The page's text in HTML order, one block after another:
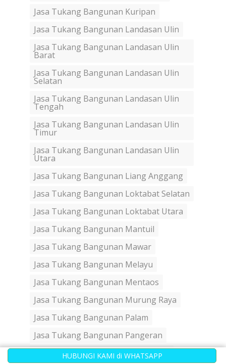
HUBUNGI KAMI di WHATSAPP
Jasa Tukang Bangunan Kuripan
Jasa Tukang Bangunan Landasan Ulin
Jasa Tukang Bangunan Landasan Ulin
Barat
Jasa Tukang Bangunan Landasan Ulin
Selatan
Jasa Tukang Bangunan Landasan Ulin
Tengah
Jasa Tukang Bangunan Landasan Ulin
Timur
Jasa Tukang Bangunan Landasan Ulin
Utara
Jasa Tukang Bangunan Liang Anggang
Jasa Tukang Bangunan Loktabat Selatan
Jasa Tukang Bangunan Loktabat Utara
Jasa Tukang Bangunan Mantuil
Jasa Tukang Bangunan Mawar
Jasa Tukang Bangunan Melayu
Jasa Tukang Bangunan Mentaos
Jasa Tukang Bangunan Murung Raya
Jasa Tukang Bangunan Palam
Jasa Tukang Bangunan Pangeran
Jasa Tukang Bangunan Pasar Lama